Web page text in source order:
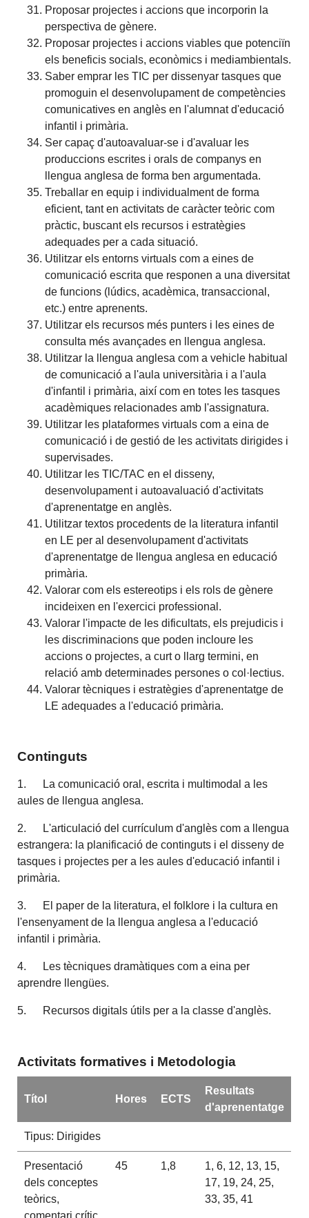
Proposar projectes i accions que incorporin la
perspectiva de gènere.
Proposar projectes i accions viables que potenciïn
els beneficis socials, econòmics i mediambientals.
Saber emprar les TIC per dissenyar tasques que
promoguin el desenvolupament de competències
comunicatives en anglès en l'alumnat d'educació
infantil i primària.
Ser capaç d'autoavaluar-se i d'avaluar les
produccions escrites i orals de companys en
llengua anglesa de forma ben argumentada.
Treballar en equip i individualment de forma
eficient, tant en activitats de caràcter teòric com
pràctic, buscant els recursos i estratègies
adequades per a cada situació.
Utilitzar els entorns virtuals com a eines de
comunicació escrita que responen a una diversitat
de funcions (lúdics, acadèmica, transaccional,
etc.) entre aprenents.
Utilitzar els recursos més punters i les eines de
consulta més avançades en llengua anglesa.
Utilitzar la llengua anglesa com a vehicle habitual
de comunicació a l'aula universitària i a l'aula
d'infantil i primària, així com en totes les tasques
acadèmiques relacionades amb l'assignatura.
Utilitzar les plataformes virtuals com a eina de
comunicació i de gestió de les activitats dirigides i
supervisades.
Utilitzar les TIC/TAC en el disseny,
desenvolupament i autoavaluació d'activitats
d'aprenentatge en anglès.
Utilitzar textos procedents de la literatura infantil
en LE per al desenvolupament d'activitats
d'aprenentatge de llengua anglesa en educació
primària.
Valorar com els estereotips i els rols de gènere
incideixen en l'exercici professional.
Valorar l'impacte de les dificultats, els prejudicis i
les discriminacions que poden incloure les
accions o projectes, a curt o llarg termini, en
relació amb determinades persones o col·lectius.
Valorar tècniques i estratègies d'aprenentatge de
LE adequades a l'educació primària.
Continguts
1. La comunicació oral, escrita i multimodal a les
aules de llengua anglesa.
2. L'articulació del currículum d'anglès com a llengua
estrangera: la planificació de continguts i el disseny de
tasques i projectes per a les aules d'educació infantil i
primària.
3. El paper de la literatura, el folklore i la cultura en
l'ensenyament de la llengua anglesa a l'educació
infantil i primària.
4. Les tècniques dramàtiques com a eina per
aprendre llengües.
5. Recursos digitals útils per a la classe d'anglès.
Activitats formatives i Metodologia
Títol Hores ECTS
Resultats
d'aprenentatge
Tipus: Dirigides
Presentació
dels conceptes
teòrics,
45 1,8
1, 6, 12, 13, 15,
17, 19, 24, 25,
33, 35, 41